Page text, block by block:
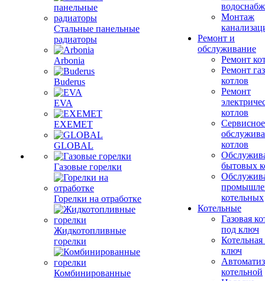
Стальные панельные
радиаторы
Arbonia
Buderus
EVA
EXEMET
GLOBAL
Газовые горелки
Горелки на отработке
Жидкотопливные
горелки
Комбинированные
Монтаж
Ремонт и
обслуживание
Ремонт
Ремонт
котлов
Ремонт
котлов
Сервисное
котлов
бытовых
котельных
Котельные
Газовая
под ключ
ключ
котельной